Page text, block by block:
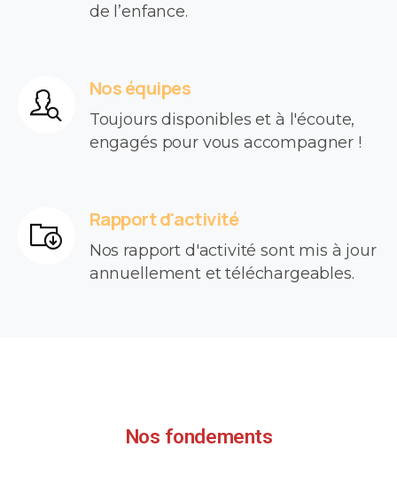
de l’enfance.
Nos équipes
Toujours disponibles et à l'écoute,
engagés pour vous accompagner !
Rapport d'activité
Nos rapport d'activité sont mis à jour
annuellement et téléchargeables.
Nos fondements